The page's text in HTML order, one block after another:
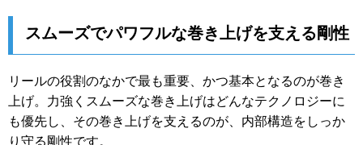
スムーズでパワフルな巻き上げを支える剛性
リールの役割のなかで最も重要、かつ基本となるのが巻き
上げ。力強くスムーズな巻き上げはどんなテクノロジーに
も優先し、その巻き上げを支えるのが、内部構造をしっか
り守る剛性です。